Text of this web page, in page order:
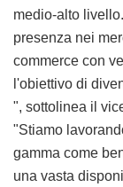
medio-alto
presenza nei
commerce con
l'obiettivo di
", sottolinea il
"Stiamo
gamma come
una vasta